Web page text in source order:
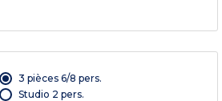
3 pièces 6/8 pers.
Studio 2 pers.